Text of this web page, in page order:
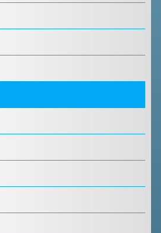
UFFICIALI DI GARA
RICHIESTA TORNEI
L'ATTIVITÀ
STAFF TECNICO